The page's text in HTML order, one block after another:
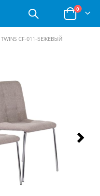
Корзина
0позиции
CF-011-БЕЖЕВЫЙ